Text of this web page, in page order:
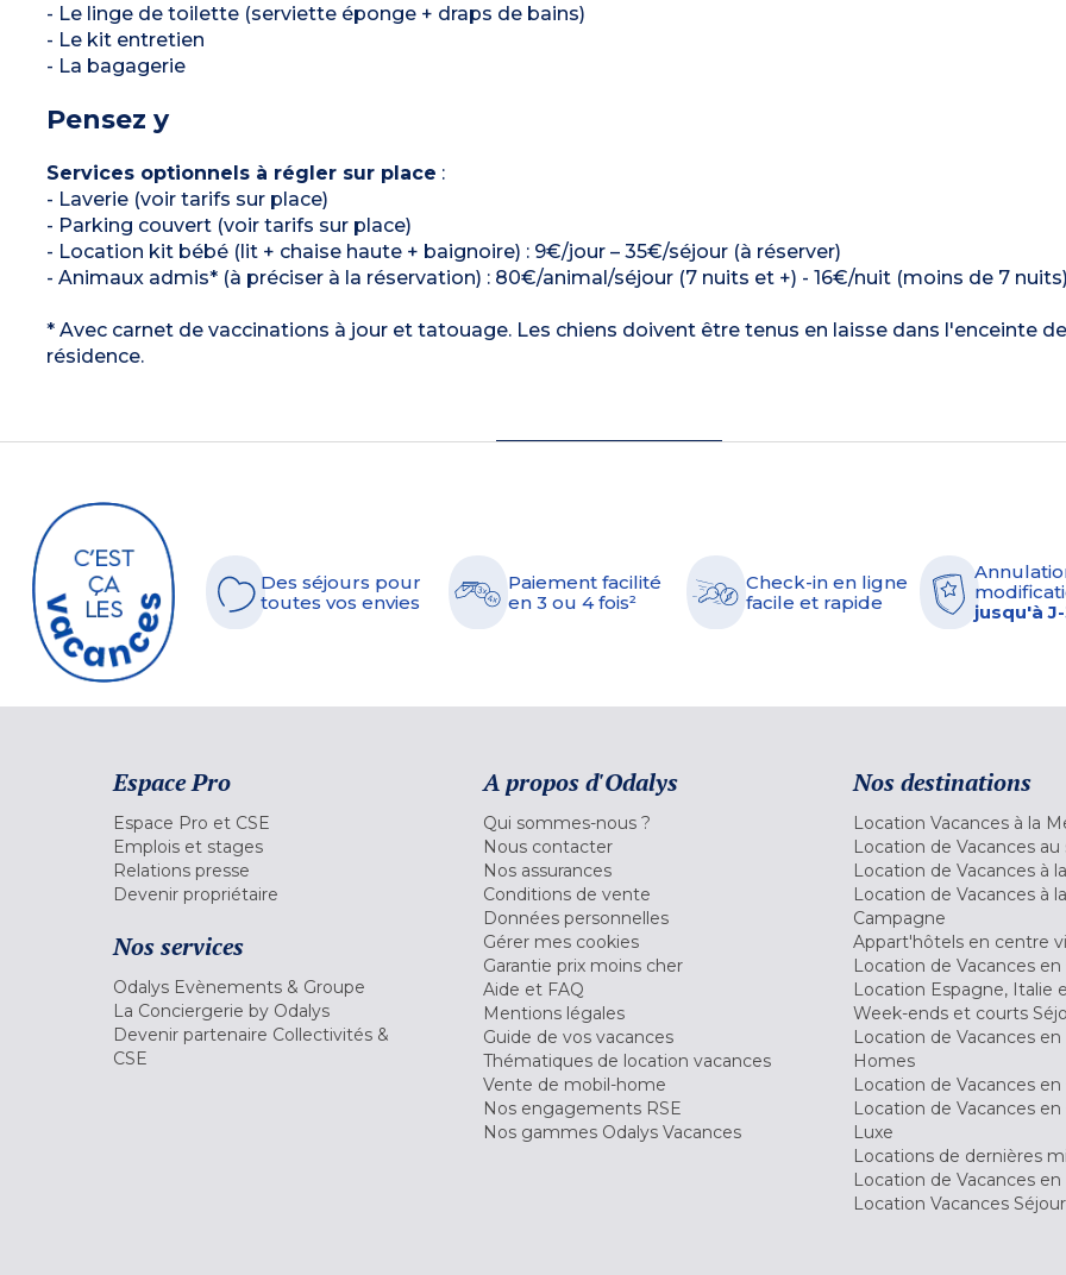
- Le linge de toilette (serviette éponge + draps de bains)
- Le kit entretien
- La bagagerie
Pensez y
Services optionnels à régler sur place :
- Laverie (voir tarifs sur place)
- Parking couvert (voir tarifs sur place)
- Location kit bébé (lit + chaise haute + baignoire) : 9€/jour – 35€/séjour (à réserver)
- Animaux admis* (à préciser à la réservation) : 80€/animal/séjour (7 nuits et +) - 16€/nuit (moins de 7 nuits)
* Avec carnet de vaccinations à jour et tatouage. Les chiens doivent être tenus en laisse dans l'enceinte
résidence.
Des séjours pour
toutes vos envies
Paiement facilité
en 3 ou 4 fois²
Check-in en ligne
facile et rapide
jusqu'à
Espace Pro
Espace Pro et CSE
Emplois et stages
Relations presse
Devenir propriétaire
Nos services
Odalys Evènements & Groupe
La Conciergerie by Odalys
Devenir partenaire Collectivités &
CSE
A propos d'Odalys
Qui sommes-nous ?
Nous contacter
Nos assurances
Conditions de vente
Données personnelles
Gérer mes cookies
Garantie prix moins cher
Aide et FAQ
Mentions légales
Guide de vos vacances
Thématiques de location vacances
Vente de mobil-home
Nos engagements RSE
Nos gammes Odalys Vacances
Nos destinations
Location Vacances à la
Location de Vacances au
Location de Vacances à
Location de Vacances à la
Campagne
Appart'hôtels en centre
Location de Vacances en
Location Espagne, Italie
Week-ends et courts
Location de Vacances en
Homes
Location de Vacances en
Location de Vacances en
Luxe
Locations de dernières
Location de Vacances
Location Vacances